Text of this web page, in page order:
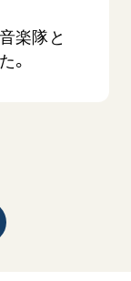
80年
楽隊と
。